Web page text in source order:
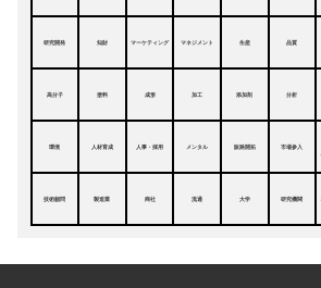
研究開発 知財 マーケティング マネジメント 生産 品質
高分子 塗料 成形 加工 添加剤 分析
環境 人材育成 人事・採用 メンタル 販路開拓 市場参入
技術顧問 製造業 商社 流通 大学 研究機関